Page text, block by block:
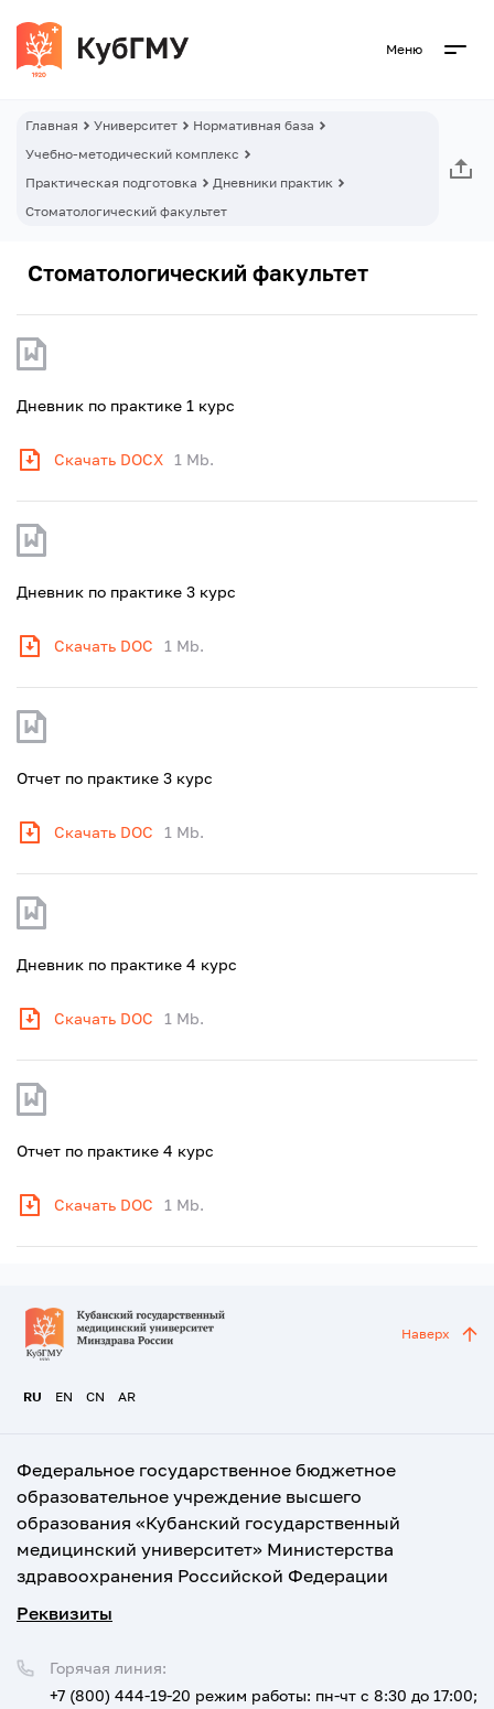
Меню
Главная Университет
Нормативная база
Учебно-методический комплекс
Практическая подготовка
Дневники практик
Стоматологический факультет
Стоматологический факультет
Дневник по практике 1 курс
Скачать DOCX 1 Mb.
Дневник по практике 3 курс
Скачать DOC 1 Mb.
Отчет по практике 3 курс
Скачать DOC 1 Mb.
Дневник по практике 4 курс
Скачать DOC 1 Mb.
Отчет по практике 4 курс
Скачать DOC 1 Mb.
RU EN CN AR
Наверх
Федеральное государственное бюджетное
образовательное учреждение высшего
образования «Кубанский государственный
медицинский университет» Министерства
здравоохранения Российской Федерации
Реквизиты
Горячая линия:
+7 (800) 444-19-20 режим работы: пн-чт с 8:30 до 17:00;